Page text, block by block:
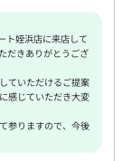
ト姪浜店に来店して
だきありがとうござ
ていただけるご提案
感じていただき大変
参りますので、今後